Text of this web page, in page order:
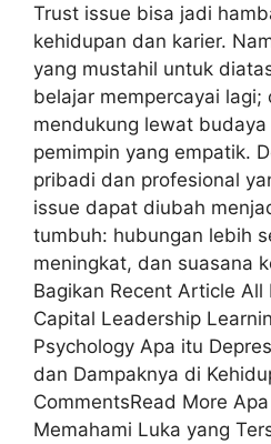
Trust issue bisa jadi
kehidupan dan karier.
yang mustahil untuk
belajar mempercayai lagi;
mendukung lewat
pemimpin yang empatik.
pribadi dan profesional
issue dapat diubah
tumbuh: hubungan lebih
meningkat, dan suasana
Bagikan Recent Article All
Capital Leadership
Psychology Apa itu
dan Dampaknya di
CommentsRead More
Memahami Luka yang